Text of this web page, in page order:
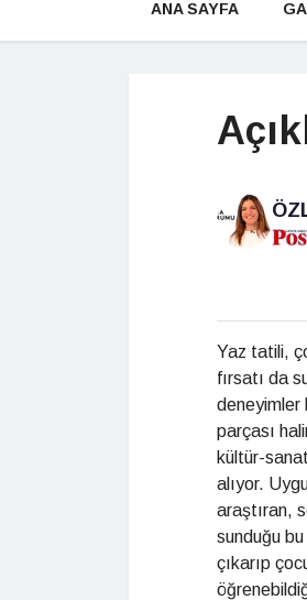
ANA SAYFA
Yaz tatili,
fırsatı da
deneyimler
parçası
kültür-
alıyor.
araştıran,
sunduğu
çıkarıp